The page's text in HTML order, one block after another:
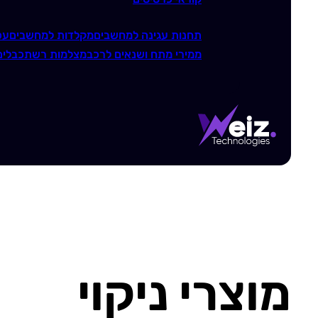
תחנות עגינה למחשביםמקלדות למחשבים
ממירי מתח ושנאים לרכבמצלמות רשת
מוצרי ניקוי